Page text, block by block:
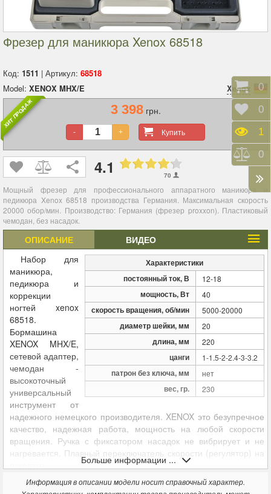
Фрезер для маникюра Xenox 68518
Код: 1511 | Артикул: 68518
Model: XENOX MHX/E Xenox
ХИТ ПРОДАЖ 3 398грн.
Купить
- +
4.1 70
Мощный фрезер для профессионального аппаратного маникюра и
педикюра Xenox 68518 производства Германия. Максимальная скорость
20000 обор/мин. Производство: Германия (фрезер proxxon). Пластиковый
чемодан, без насадок.
ОПИСАНИЕ ВИДЕО
Характеристики
постоянный ток, В
12-18
мощность, Вт 40
скорость вращения, об/мин 5000-20000
диаметр шейки, мм 20
длина, мм 220
цанги 1-1.5-2-2.4-3-3.2
патрон без ключа, мм нет
вес, гр. 230
Набор для
маникюра,
педикюра и
коррекции
ногтей xenox
68518.
Бормашина
XENOX MHX/E,
сетевой адаптер,
чемодан -
высокоточный
универсальный
инструмент от
надежного немецкого производителя.XENOX это безупречное
качество, надежная работа, мощность на любой скорости
вращения. Ручка с фиксатором насадок не вибрирует и не
нагревается. Плавный переключатель скорости (регулятор) на
Фрезер для педикюра выбирают не по количеству оборотов
Больше информации ...
Информация в описании модели носит справочный характер.
0
0
1
0